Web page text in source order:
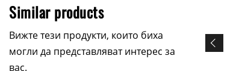
Similar products
Вижте тези продукти, които биха
могли да представляват интерес за
вас.